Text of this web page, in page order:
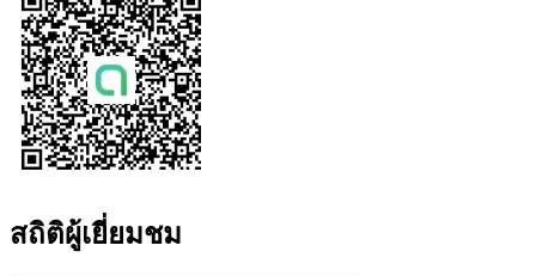
สถิติผู้เยี่ยมชม